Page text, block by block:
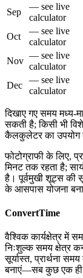
Sep
— see live
calculator
Oct
— see live
calculator
Nov
— see live
calculator
Dec
— see live
calculator
दिखाए गए समय मध्य-
सकती है; किसी भी
कैलकुलेटर का उपयोग
फोटोग्राफी के लिए,
मिनट तक रहता है;
है। पूर्वमुखी शूट्स की
के आसपास योजना
ConvertTime
वैश्विक कार्यक्षेत्र में
निःशुल्क समय क्षेत्र
सूर्यास्त, प्रार्थना
बनाएं—सब कुछ एक ही